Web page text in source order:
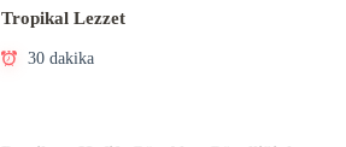
Tropikal Lezzet
30 dakika